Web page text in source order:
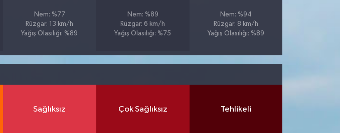
Nem: %77
Rüzgar: 13 km/h
Yağış Olasılığı: %89
Nem: %89
Rüzgar: 6 km/h
Yağış Olasılığı: %75
Nem: %94
Rüzgar: 8 km/h
Yağış Olasılığı: %89
Sağlıksız Çok Sağlıksız Tehlikeli